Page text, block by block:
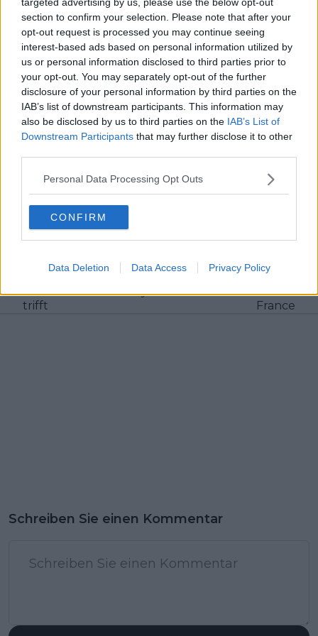
section to confirm your selection. Please note that after your
opt-out request is processed you may continue seeing
interest-based ads based on personal information utilized by
us or personal information disclosed to third parties prior to
your opt-out. You may separately opt-out of the further
disclosure of your personal information by third parties on the
IAB’s list of downstream participants. This information may
also be disclosed by us to third parties on the IAB’s List of
Downstream Participants that may further disclose it to other
Personal Data Processing Opt Outs
CONFIRM
Data Deletion Data Access Privacy Policy
Informationen. Inhalte aktualisiert er, sobald neue,
gesicherte Details vorliegen.
Beiträge des Autors ansehen
Besucher 0
Vorheriger Artikel
„Körperlich liefert er
absurde Wattwerte“ –
Red Bull ist auf der
Vingegaard, während
eine Giro-Erkrankung
Pellizzari und Hindley
trifft
Nächster Artikel
Adam Yates und Joao
Almeida an Pogacars
Seite bei der Tour de
France
Schreiben Sie einen Kommentar